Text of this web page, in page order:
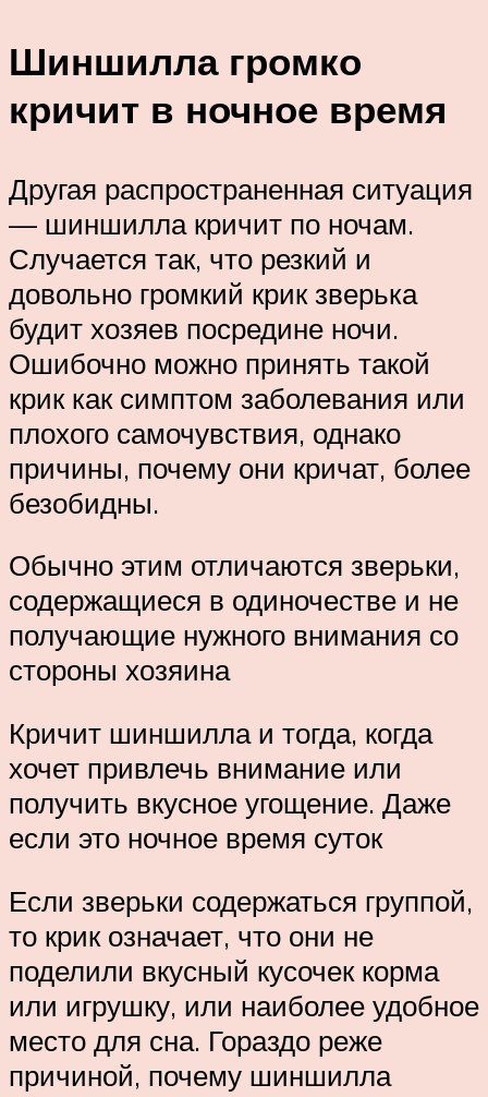
Шиншилла громко
кричит в ночное время
Другая распространенная ситуация
— шиншилла кричит по ночам.
Случается так, что резкий и
довольно громкий крик зверька
будит хозяев посредине ночи.
Ошибочно можно принять такой
крик как симптом заболевания или
плохого самочувствия, однако
причины, почему они кричат, более
безобидны.
Обычно этим отличаются зверьки,
содержащиеся в одиночестве и не
получающие нужного внимания со
стороны хозяина
Кричит шиншилла и тогда, когда
хочет привлечь внимание или
получить вкусное угощение. Даже
если это ночное время суток
Если зверьки содержаться группой,
то крик означает, что они не
поделили вкусный кусочек корма
или игрушку, или наиболее удобное
место для сна. Гораздо реже
причиной, почему шиншилла